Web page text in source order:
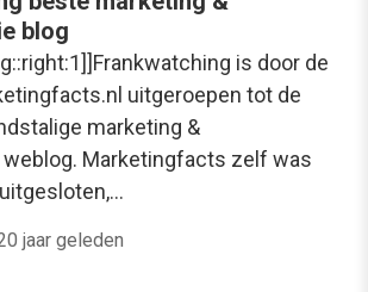
blog
is door de
uitgeroepen tot de
marketing &
Marketingfacts zelf was
jaar geleden